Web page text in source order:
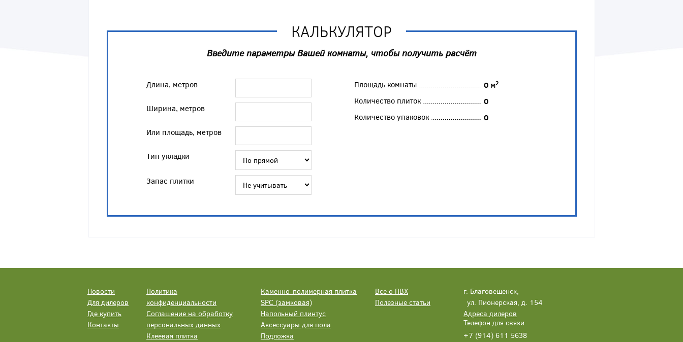
КАЛЬКУЛЯТОР
Введите параметры Вашей комнаты, чтобы получить расчёт
Длина, метров
Ширина, метров
Или площадь, метров
Тип укладки
Запас плитки
Площадь комнаты 0м2
Количество плиток
0
Количество упаковок
0
Новости
Для дилеров
Где купить
Контакты
Политика
конфиденциальности
Соглашение на обработку
персональных данных
Клеевая плитка
Каменно-полимерная плитка
SPC (замковая)
Напольный плинтус
Аксессуары для пола
Подложка
Все о ПВХ
Полезные статьи
г. Благовещенск,
ул. Пионерская, д. 154
Адреса дилеров
Телефон для связи
+7 (914) 611 5638